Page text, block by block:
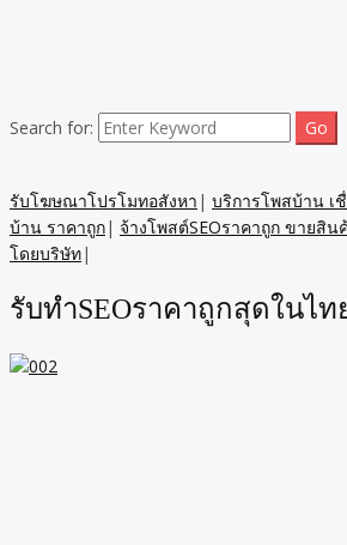
Search for:
รับโฆษณาโปรโมทอสังหา | บริการโพสบ้าน เ
บ้าน ราคาถูก| จ้างโพสต์SEOราคาถูก ขายสิน
โดยบริษัท|
รับทำSEOราคาถูกสุดในไท